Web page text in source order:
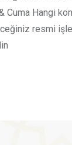
Cuma Hangi
resmi